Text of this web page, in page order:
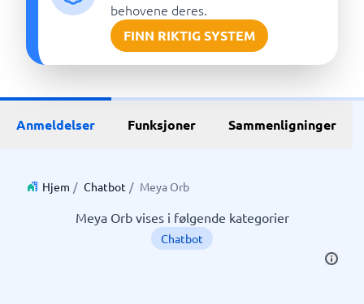
behovene deres.
FINN RIKTIG SYSTEM
Anmeldelser Funksjoner Sammenligninger
Hjem / Chatbot / Meya Orb
Meya Orb vises i følgende kategorier
Chatbot